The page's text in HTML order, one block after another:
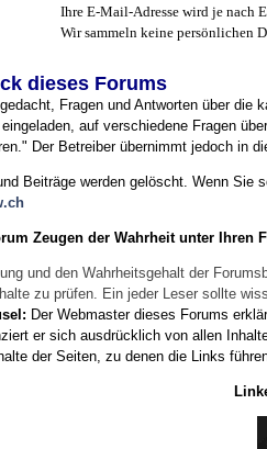
Ihre E-Mail-Adresse wird je nach
Wir sammeln keine persönlichen
dieses Forums
Fragen und Antworten über
auf verschiedene Fragen
Der Betreiber übernimmt jedoch in
Beiträge werden gelöscht. Wenn
Zeugen der Wahrheit unter Ihren
und den Wahrheitsgehalt der
zu prüfen. Ein jeder Leser sollte
Der Webmaster dieses Forums
er sich ausdrücklich von allen
der Seiten, zu denen die Links